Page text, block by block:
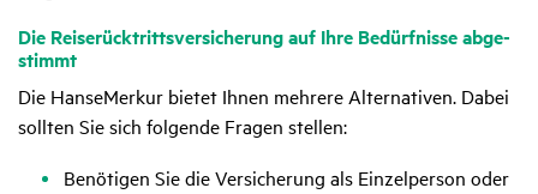
Die Reise­rück­tritts­ver­si­che­rung auf Ihre Bedürf­nisse abge­
stimmt
Die HanseMerkur bietet Ihnen mehrere Alternativen. Dabei
sollten Sie sich folgende Fragen stellen:
Benötigen Sie die Versicherung als Einzelperson oder